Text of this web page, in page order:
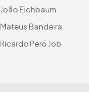
João Eichbaum
Mateus Bandeira
Ricardo Peró Job